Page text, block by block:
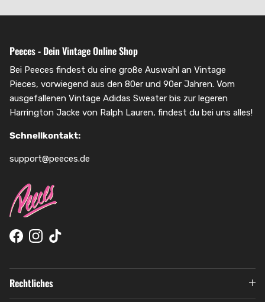
Peeces - Dein Vintage Online Shop
Bei Peeces findest du eine große Auswahl an Vintage
Pieces, vorwiegend aus den 80er und 90er Jahren. Vom
ausgefallenen Vintage Adidas Sweater bis zur legeren
Harrington Jacke von Ralph Lauren, findest du bei uns alles!
Schnellkontakt:
support@peeces.de
Facebook
Instagram
TikTok
Rechtliches